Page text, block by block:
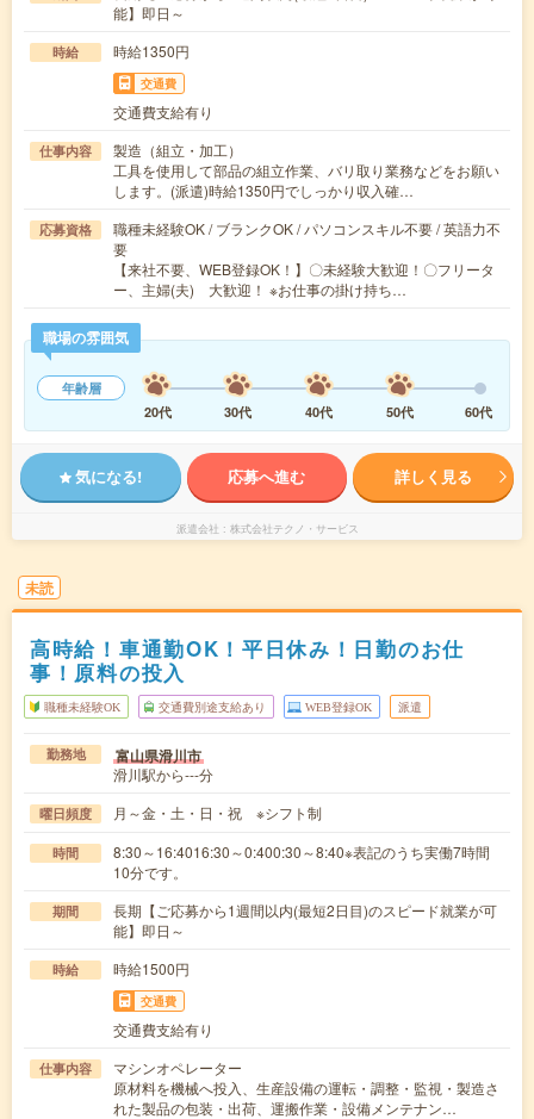
能】即日～
時給 時給1350円
交通費
交通費支給有り
仕事内容
製造（組立・加工）
工具を使用して部品の組立作業、バリ取り業務などをお願い
します。(派遣)時給1350円でしっかり収入確…
応募資格
職種未経験OK / ブランクOK / パソコンスキル不要 / 英語力不
要
【来社不要、WEB登録OK！】〇未経験大歓迎！〇フリータ
ー、主婦(夫) 大歓迎！ ※お仕事の掛け持ち…
職場の雰囲気
年齢層
20代
30代 40代 50代 60代
気になる! 応募へ進む 詳しく見る
派遣会社 株式会社テクノ・サービス
未読
高時給！車通勤OK！平日休み！日勤のお仕
事！原料の投入
職種未経験OK 交通費別途支給あり WEB登録OK 派遣
勤務地 富山県滑川市
滑川駅から---分
曜日頻度 月～金・土・日・祝 ※シフト制
時間
8:30～16:4016:30～0:400:30～8:40※表記のうち実働7時間
10分です。
期間
長期【ご応募から1週間以内(最短2日目)のスピード就業が可
能】即日～
時給 時給1500円
交通費
交通費支給有り
仕事内容
マシンオペレーター
原材料を機械へ投入、生産設備の運転・調整・監視・製造さ
れた製品の包装・出荷、運搬作業・設備メンテナン…